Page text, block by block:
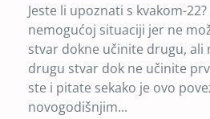
Jeste li upoznati s kvakom-22?
nemogućoj situaciji jer ne
stvar dokne učinite drugu, ali
drugu stvar dok ne učinite
ste i pitate sekako je ovo
novogodišnjim...